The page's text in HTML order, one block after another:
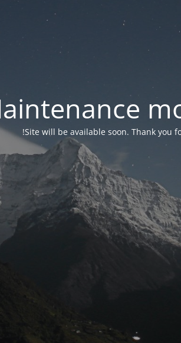
Site will be available soon. Thank you